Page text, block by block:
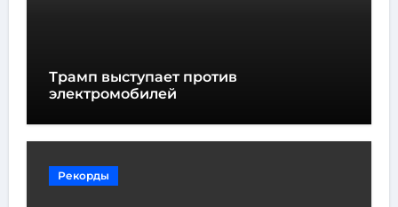
Трамп выступает против
электромобилей
Рекорды